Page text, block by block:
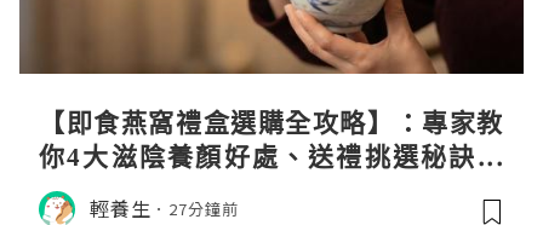
【即食燕窩禮盒選購全攻略】：專家教
你4大滋陰養顏好處、送禮挑選秘訣與
日常食用心得
輕養生 27分鐘前